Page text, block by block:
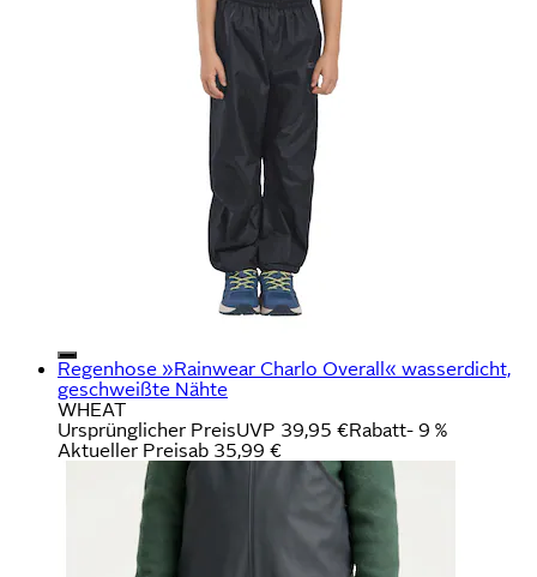
Regenhose »Rainwear Charlo Overall« wasserdicht,
geschweißte Nähte
WHEAT
Ursprünglicher PreisUVP 39,95 €Rabatt- 9 %
Aktueller Preisab 35,99 €